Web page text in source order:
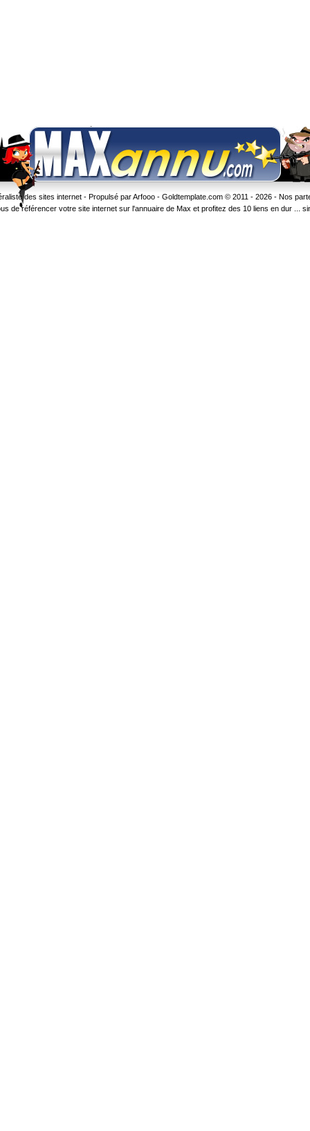
des sites internet - Propulsé par Arfooo - Goldtemplate.com© 2011 - 2026 - Nos
de référencer votre site internet sur l'annuaire de Max et profitez des 10 liens en dur ...